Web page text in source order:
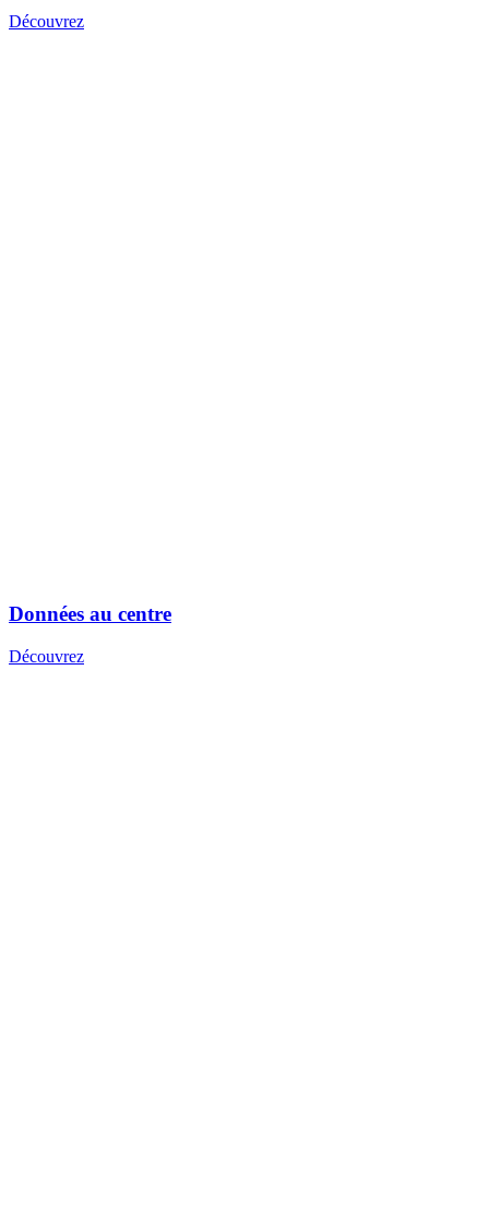
Découvrez
Données au centre
Découvrez